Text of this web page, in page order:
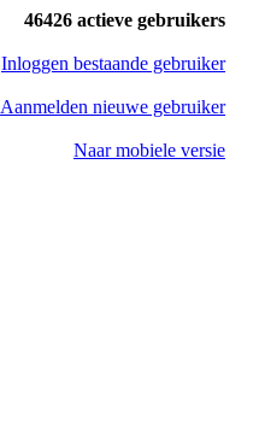
46426 actieve gebruikers
Inloggen bestaande gebruiker
Aanmelden nieuwe gebruiker
Naar mobiele versie